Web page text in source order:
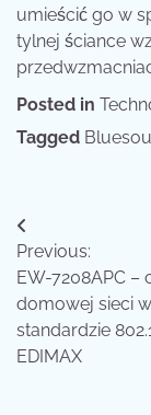
umieścić go w
tylnej ściance
Posted in
Tagged
Nawigacja
wpisu
Previous:
EW-7208APC –
domowej sieci w
standardzie
EDIMAX